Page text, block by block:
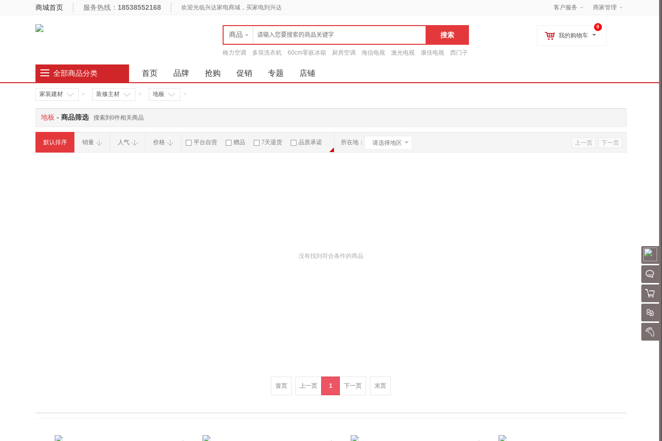
聊
购物
对
我的
商城首页 服务热线： 18538552168 欢迎光临兴达家电商城，买家电到兴达 客户服务 商家管理
商品
格力空调 多筒洗衣机 60cm零嵌冰箱 厨房空调 海信电视 激光电视 康佳电视 西门子
0
我的购物车
全部商品分类 首页 品牌 抢购 促销 专题 店铺
家装建材 > 装修主材 > 地板 >
地板 - 商品筛选 搜索到0件相关商品
上一页 下一页
默认排序 销量 人气 价格 平台自营 赠品 7天退货 品质承诺 所在地： 请选择地区
没有找到符合条件的商品
首页 上一页 1 下一页 末页